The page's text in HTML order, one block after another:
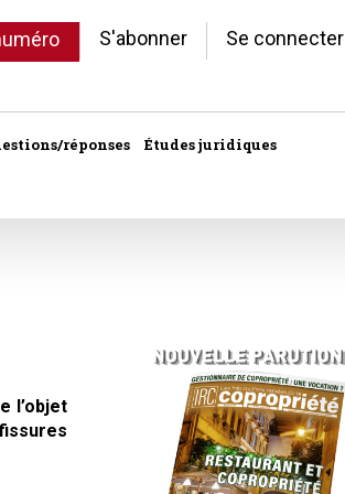
S'abonner Se connecter
réponses Études juridiques
l’objet